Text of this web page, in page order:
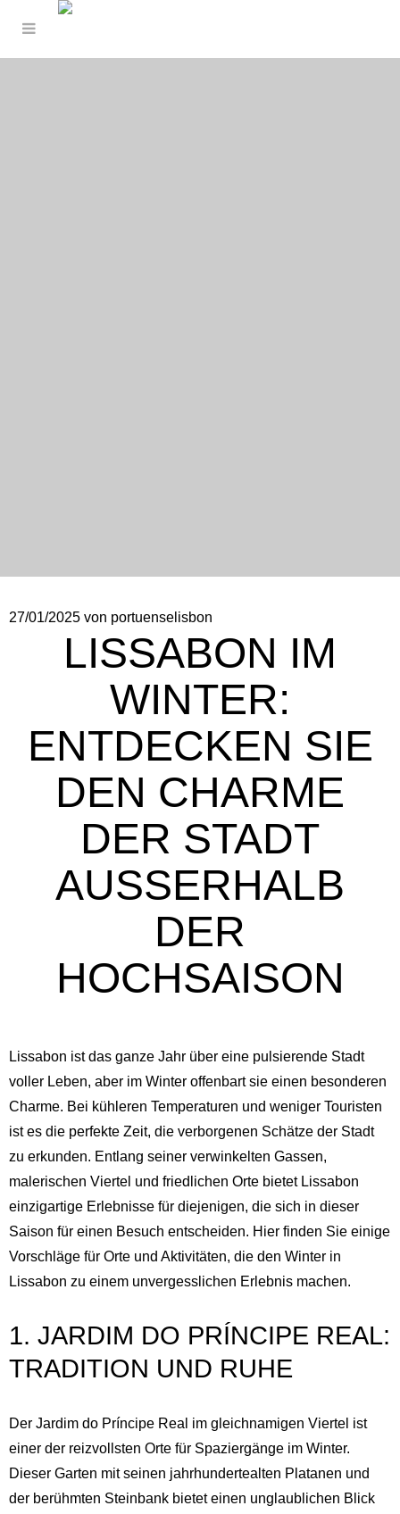
27/01/2025 von portuenselisbon
LISSABON IM
WINTER:
ENTDECKEN SIE
DEN CHARME
DER STADT
AUSSERHALB D
ER H
OCHSAISON
Lissabon ist das ganze Jahr über eine pulsierende Stadt
voller Leben, aber im Winter offenbart sie einen besonderen
Charme. Bei kühleren Temperaturen und weniger Touristen
ist es die perfekte Zeit, die verborgenen Schätze der Stadt
zu erkunden. Entlang seiner verwinkelten Gassen,
malerischen Viertel und friedlichen Orte bietet Lissabon
einzigartige Erlebnisse für diejenigen, die sich in dieser
Saison für einen Besuch entscheiden. Hier finden Sie einige
Vorschläge für Orte und Aktivitäten, die den Winter in
Lissabon zu einem unvergesslichen Erlebnis machen.
1. JARDIM DO PRÍNCIPE REAL:
TRADITION UND RUHE
Der Jardim do Príncipe Real im gleichnamigen Viertel ist
einer der reizvollsten Orte für Spaziergänge im Winter.
Dieser Garten mit seinen jahrhundertealten Platanen und
der berühmten Steinbank bietet einen unglaublichen Blick